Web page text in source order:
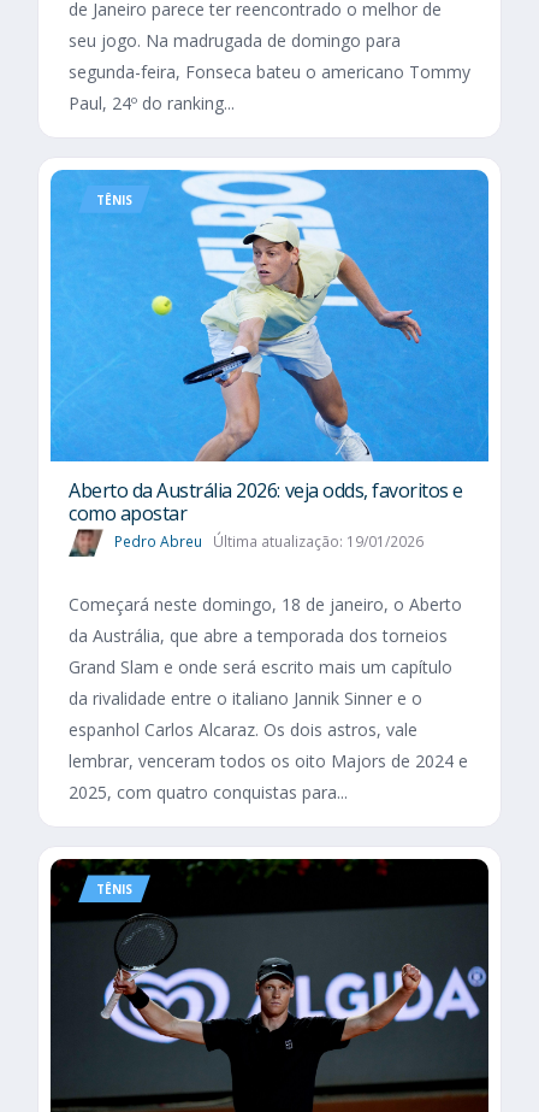
de Janeiro parece ter reencontrado o melhor de
seu jogo. Na madrugada de domingo para
segunda-feira, Fonseca bateu o americano Tommy
Paul, 24º do ranking...
TÊNIS
Aberto da Austrália 2026: veja odds, favoritos e
como apostar
Pedro Abreu Última atualização: 19/01/2026
Começará neste domingo, 18 de janeiro, o Aberto
da Austrália, que abre a temporada dos torneios
Grand Slam e onde será escrito mais um capítulo
da rivalidade entre o italiano Jannik Sinner e o
espanhol Carlos Alcaraz. Os dois astros, vale
lembrar, venceram todos os oito Majors de 2024 e
2025, com quatro conquistas para...
TÊNIS